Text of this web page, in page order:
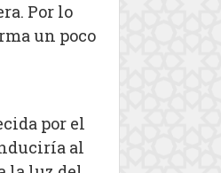
Por lo
un poco
por el
al